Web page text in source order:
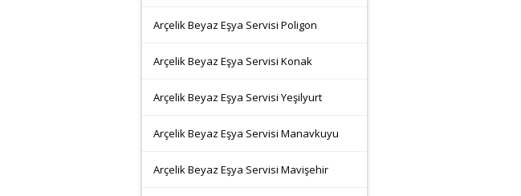
Arçelik Beyaz Eşya Servisi Poligon
Arçelik Beyaz Eşya Servisi Konak
Arçelik Beyaz Eşya Servisi Yeşilyurt
Arçelik Beyaz Eşya Servisi Manavkuyu
Arçelik Beyaz Eşya Servisi Mavişehir